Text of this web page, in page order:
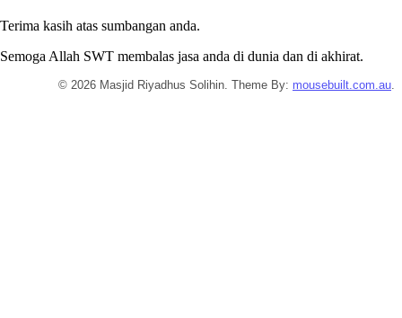
Terima kasih atas sumbangan anda.
Semoga Allah SWT membalas jasa anda di dunia dan di akhirat.
© 2026 Masjid Riyadhus Solihin. Theme By: mousebuilt.com.au